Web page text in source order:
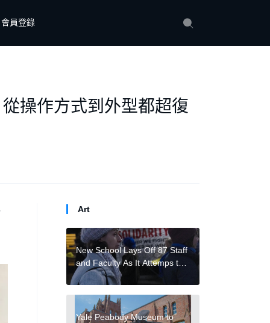
會員登錄
操作方式到外型都超復
Art
New School Lays Off 87 Staff
and Faculty As It Attemps to
Plug $48 M. Deficit
Yale Peabody Museum to